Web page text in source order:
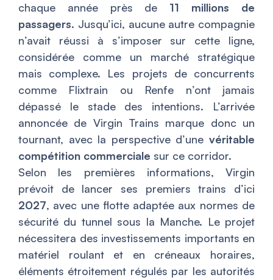
chaque année près de 11 millions de
passagers. Jusqu’ici, aucune autre compagnie
n’avait réussi à s’imposer sur cette ligne,
considérée comme un marché stratégique
mais complexe. Les projets de concurrents
comme Flixtrain ou Renfe n’ont jamais
dépassé le stade des intentions. L’arrivée
annoncée de Virgin Trains marque donc un
tournant, avec la perspective d’une véritable
compétition commerciale sur ce corridor.
Selon les premières informations, Virgin
prévoit de lancer ses premiers trains d’ici
2027, avec une flotte adaptée aux normes de
sécurité du tunnel sous la Manche. Le projet
nécessitera des investissements importants en
matériel roulant et en créneaux horaires,
éléments étroitement régulés par les autorités